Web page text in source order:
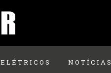
ELÉTRICOS NOTÍCIAS